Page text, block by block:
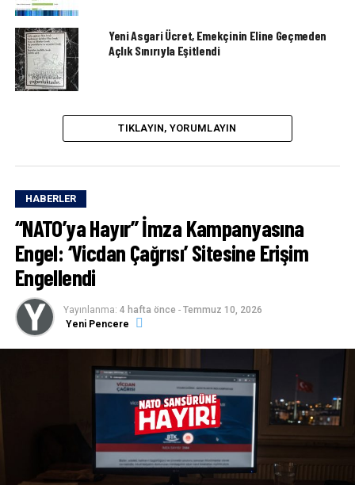
Yeni Asgari Ücret, Emekçinin Eline Geçmeden
Açlık Sınırıyla Eşitlendi
TIKLAYIN, YORUMLAYIN
HABERLER
“NATO’ya Hayır” İmza Kampanyasına
Engel: ‘Vicdan Çağrısı’ Sitesine Erişim
Engellendi
Yayınlanma: 4 hafta önce - Temmuz 10, 2026
Yeni Pencere